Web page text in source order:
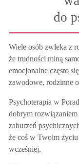
do
Wiele osób zwleka z
że trudności miną
emocjonalne często
zawodowe, rodzinne
Psychoterapia w
dobrym
zaburzeń
że coś w Twoim
wcześniej.